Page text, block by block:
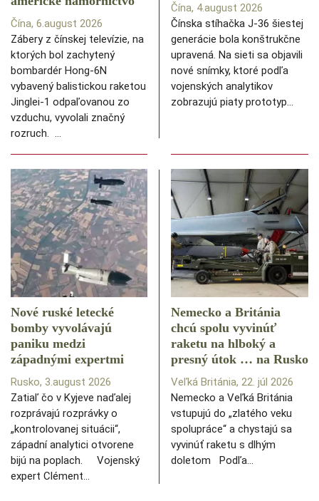
Čína, 6.august 2026
Zábery z čínskej televízie, na
ktorých bol zachytený
bombardér Hong-6N
vybavený balistickou raketou
Jinglei-1 odpaľovanou zo
vzduchu, vyvolali značný
rozruch. …
Čína, 4.august 2026
Čínska stíhačka J-36 šiestej
generácie bola konštrukčne
upravená. Na sieti sa objavili
nové snímky, ktoré podľa
vojenských analytikov
zobrazujú piaty prototyp…
Nové ruské letecké
bomby vyvolávajú
paniku medzi
západnými expertmi
Rusko, 3.august 2026
Zatiaľ čo v Kyjeve naďalej
rozprávajú rozprávky o
„kontrolovanej situácii“,
západní analytici otvorene
bijú na poplach. Vojenský
expert Clément…
Nemecko a Británia
chcú spolu vyvinúť
raketu na hlboký a
presný útok … na Rusko
Veľká Británia, 22. júl 2026
Nemecko a Veľká Británia
vstupujú do „zlatého veku
spolupráce“ a chystajú sa
vyvinúť raketu s dlhým
doletom Podľa…